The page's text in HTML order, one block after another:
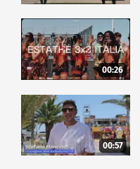
00:26
00:57